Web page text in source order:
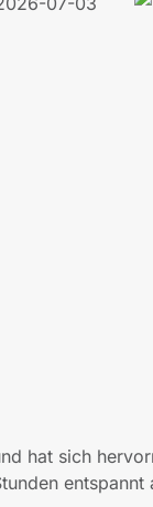
hat sich
entspannt